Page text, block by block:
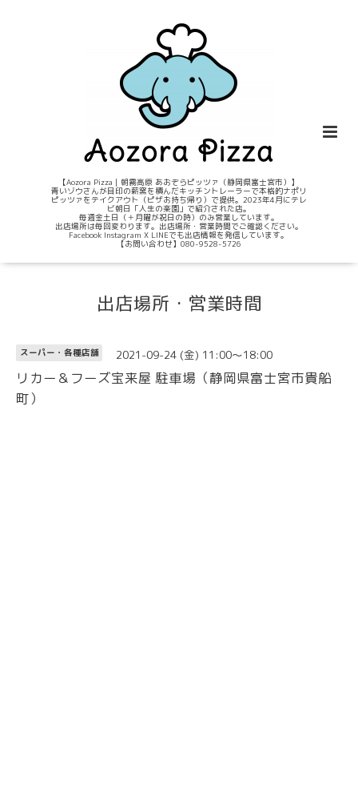
【Aozora Pizza｜朝霧高原 あおぞらピッツァ（静岡県富士宮市）】
青いゾウさんが目印の薪窯を積んだキッチントレーラーで本格的ナポリ
ピッツァをテイクアウト（ピザお持ち帰り）で提供。2023年4月にテレ
ビ朝日「人生の楽園」で紹介された店。
毎週金土日（＋月曜が祝日の時）のみ営業しています。
出店場所は毎回変わります。出店場所・営業時間でご確認ください。
Facebook Instagram X LINEでも出店情報を発信しています。
【お問い合わせ】080-9528-5726
出店場所・営業時間
スーパー・各種店舗 2021-09-24 (金) 11:00～18:00
リカー＆フーズ宝来屋 駐車場（静岡県富士宮市貴船
町）